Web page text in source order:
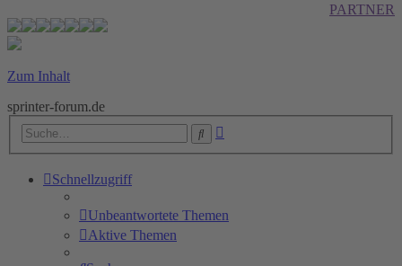
PARTNER
Zum Inhalt
sprinter-forum.de
Suche
Schnellzugriff
Unbeantwortete Themen
Aktive Themen